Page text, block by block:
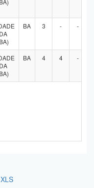
BA 3 - -
BA 4 4 -